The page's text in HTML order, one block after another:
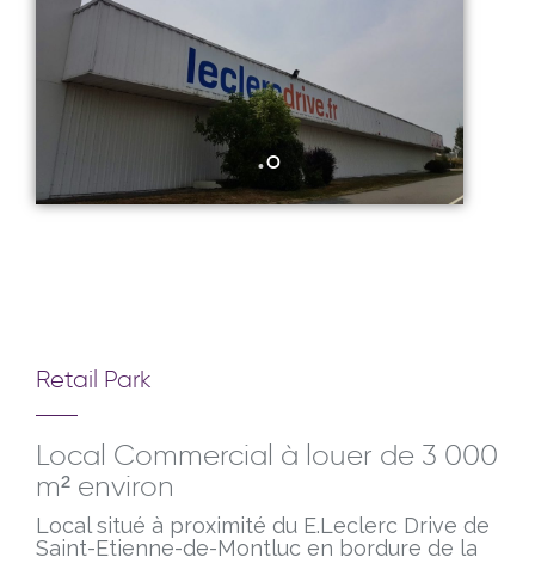
Retail Park
Local Commercial à louer de 3 000
m² environ
Local situé à proximité du E.Leclerc Drive de
Saint-Etienne-de-Montluc en bordure de la